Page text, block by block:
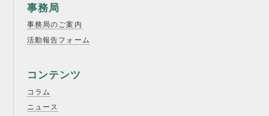
事務局
事務局のご案内
活動報告フォーム
コンテンツ
コラム
ニュース